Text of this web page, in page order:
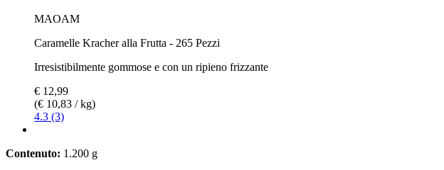
MAOAM
Caramelle Kracher alla Frutta - 265 Pezzi
Irresistibilmente gommose e con un ripieno frizzante
€ 12,99
(€ 10,83 / kg)
4.3 (3)
Contenuto: 1.200 g